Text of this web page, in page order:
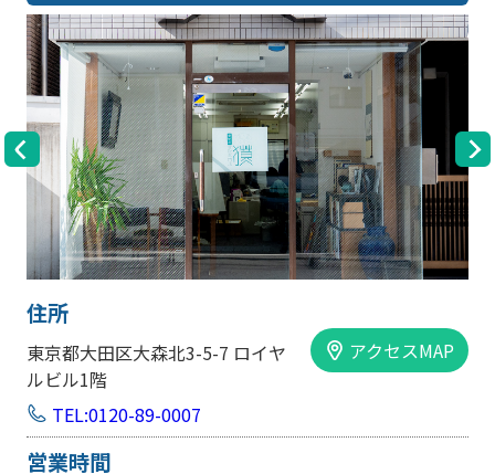
住所
大阪市中央区内平野町1-1-5 西大
手前ビル103号
アクセスMAP
TEL:0120-89-0007
営業時間